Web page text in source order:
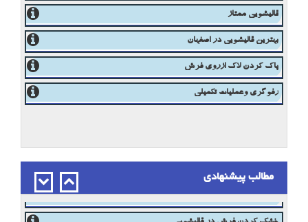
پاک کردن لکه از روی مبل
پرز گیری فرش
قالیشویی ممتاز
بهترین قالیشویی در اصفهان
هنر رفوگری در اصفهان
مطالب پیشنهادی
قالیشویی در شهر اصفهان